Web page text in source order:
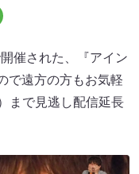
催された、『アイン
で遠方の方もお気軽
まで見逃し配信延長